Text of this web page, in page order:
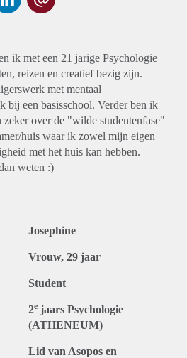
ik met een 21 jarige Psychologie
reizen en creatief bezig zijn.
met mentaal
bij een basisschool. Verder ben ik
zeker over de "wilde studentenfase"
huis waar ik zowel mijn eigen
met het huis kan hebben.
weten :)
Josephine
Vrouw, 29 jaar
Student
2e jaars Psychologie
(ATHENEUM)
Lid van Asopos en